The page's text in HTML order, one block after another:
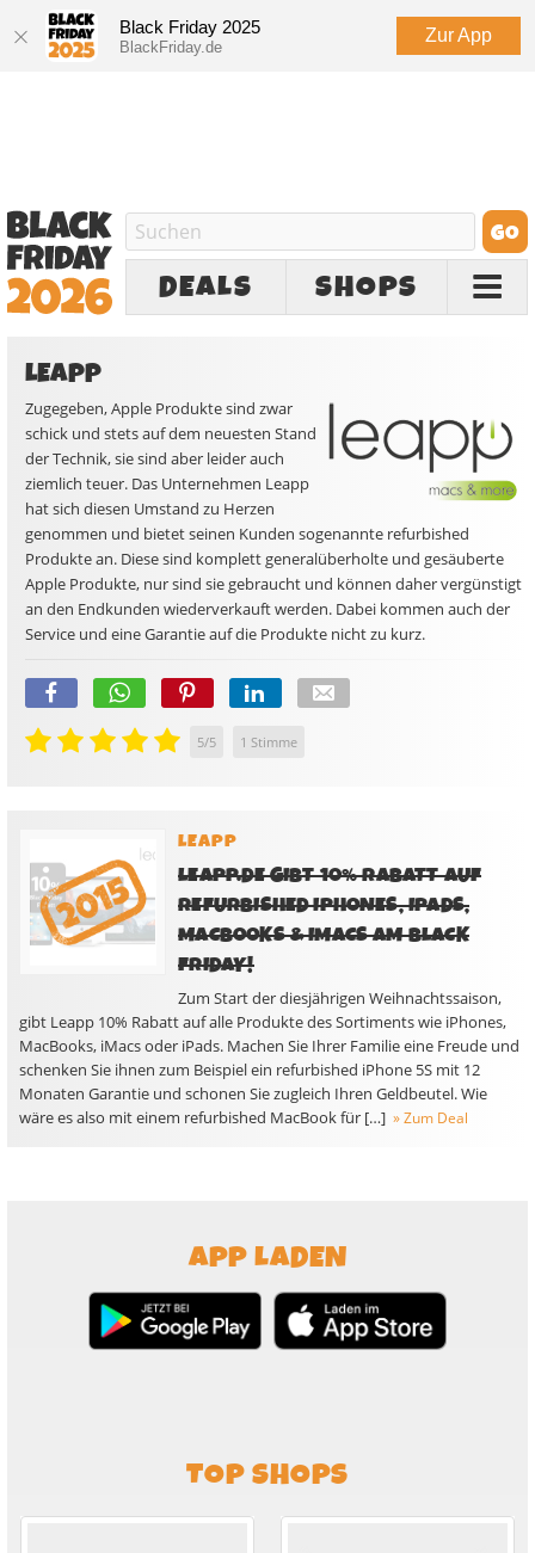
Black Friday 2025
BlackFriday.de
Zur App
DEALS SHOPS
LEAPP
Zugegeben, Apple Produkte sind zwar
schick und stets auf dem neuesten Stand
der Technik, sie sind aber leider auch
ziemlich teuer. Das Unternehmen Leapp
hat sich diesen Umstand zu Herzen
genommen und bietet seinen Kunden sogenannte refurbished
Produkte an. Diese sind komplett generalüberholte und gesäuberte
Apple Produkte, nur sind sie gebraucht und können daher vergünstigt
an den Endkunden wiederverkauft werden. Dabei kommen auch der
Service und eine Garantie auf die Produkte nicht zu kurz.
5/5 1 Stimme
LEAPP
LEAPP.DE GIBT 10% RABATT AUF
REFURBISHED IPHONES, IPADS,
MACBOOKS & IMACS AM BLACK
FRIDAY!
Zum Start der diesjährigen Weihnachtssaison,
gibt Leapp 10% Rabatt auf alle Produkte des Sortiments wie iPhones,
MacBooks, iMacs oder iPads. Machen Sie Ihrer Familie eine Freude und
schenken Sie ihnen zum Beispiel ein refurbished iPhone 5S mit 12
Monaten Garantie und schonen Sie zugleich Ihren Geldbeutel. Wie
wäre es also mit einem refurbished MacBook für […] » Zum Deal
APP LADEN
TOP SHOPS